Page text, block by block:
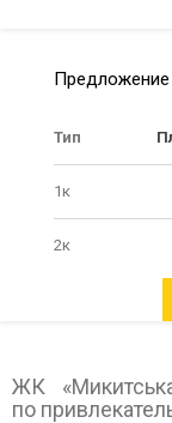
Тип
1к
2к
ЖК
по